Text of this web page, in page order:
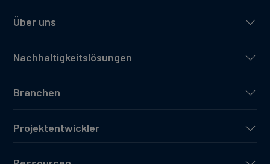
Über uns
Nachhaltigkeitslösungen
Branchen
Projektentwickler